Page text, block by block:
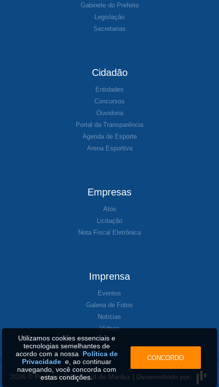
Gabinete do Prefeito
Legislação
Secretarias
Cidadão
Entidades
Concursos
Ouvidoria
Portal da Transparência
Agenda de Esporte
Arena Esportiva
Empresas
Atos
Licitação
Nota Fiscal Eletrônica
Imprensa
Eventos
Galeria de Fotos
Notícias
Vídeos
2026 © Prefeitura Municipal de Mariluz | Desenvolvido por:
Utilizamos cookies essenciais e
tecnologias semelhantes de
acordo com a nossa Política de
Privacidadee, ao continuar
navegando, você concorda com
estas condições.
CONCORDO